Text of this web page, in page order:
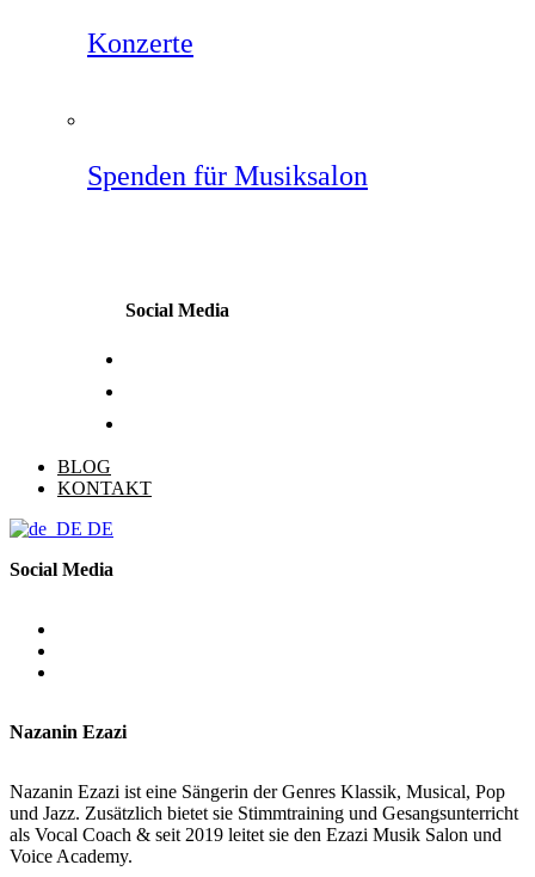
Konzerte
Spenden für Musiksalon
Social Media
BLOG
KONTAKT
DE
Nazanin Ezazi
Nazanin Ezazi ist eine Sängerin der Genres Klassik, Musical, Pop
und Jazz. Zusätzlich bietet sie Stimmtraining und Gesangsunterricht
als Vocal Coach & seit 2019 leitet sie den Ezazi Musik Salon und
Voice Academy.
Social Media